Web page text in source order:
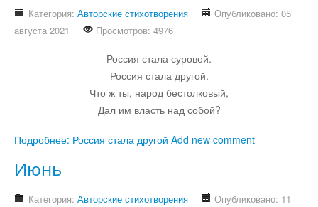
Категория: Авторские стихотворения
Опубликовано: 05
августа 2021
Просмотров: 4976
Россия стала суровой.
Россия стала другой.
Что ж ты, народ бестолковый,
Дал им власть над собой?
Подробнее: Россия стала другой Add new comment
Июнь
Категория: Авторские стихотворения
Опубликовано: 11